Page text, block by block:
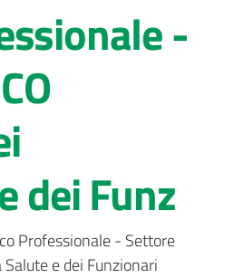
-
dei Funz
Professionale - Settore
Salute e dei Funzionari